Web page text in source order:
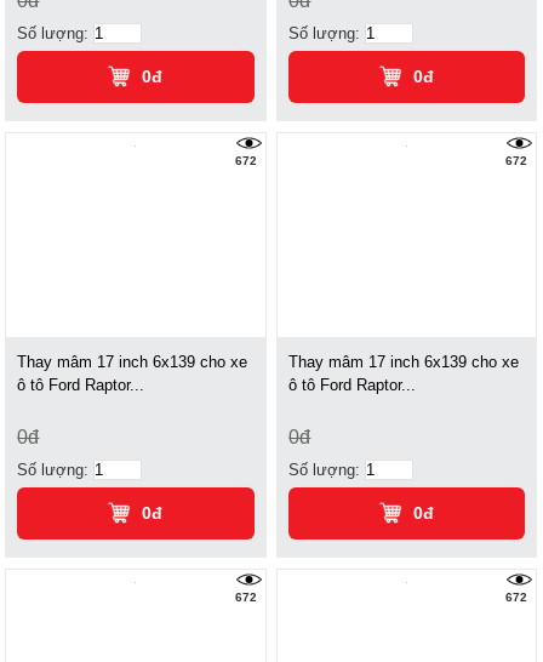
Số lượng:
0đ
Số lượng:
0đ
672
Thay mâm 17 inch 6x139 cho xe
ô tô Ford Raptor...
0đ
Số lượng:
0đ
672
Thay mâm 17 inch 6x139 cho xe
ô tô Ford Raptor...
0đ
Số lượng:
0đ
672 672